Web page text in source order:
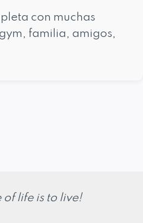
con muchas
familia, amigos,
of life is to live!